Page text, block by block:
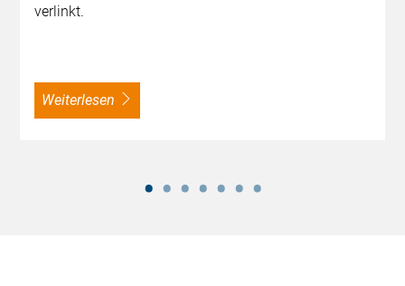
verlinkt.
weiterlesen